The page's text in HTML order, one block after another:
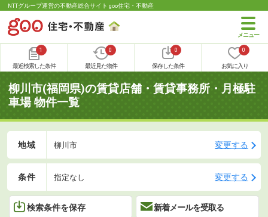
NTTグループ運営の不動産総合サイト goo住宅・不動産
1
最近検索した条件
0
最近見た物件
0
保存した条件
0
お気に入り
柳川市(福岡県)の賃貸店舗・賃貸事務所・月極駐
車場 物件一覧
地域 柳川市 変更する
条件 指定なし 変更する
検索条件を保存 新着メールを受取る